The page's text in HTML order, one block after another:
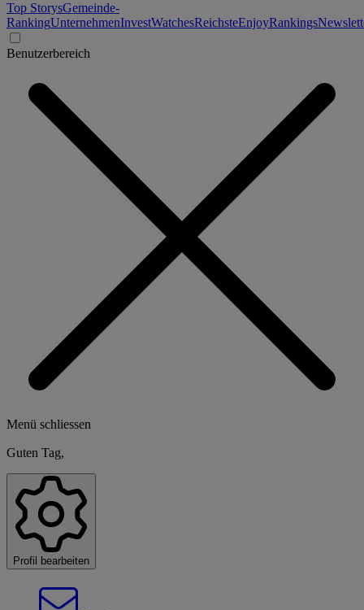
Top StorysGemeinde-
RankingUnternehmenInvestWatchesReichsteEnjoyRankings
Benutzerbereich
Menü schliessen
Guten Tag,
Profil bearbeiten